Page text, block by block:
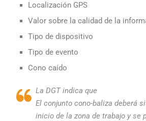
Localización GPS
Valor sobre la calidad de la
Tipo de dispositivo
Tipo de evento
Cono caído
La DGT indica que
El conjunto cono-baliza deberá
inicio de la zona de trabajo y se